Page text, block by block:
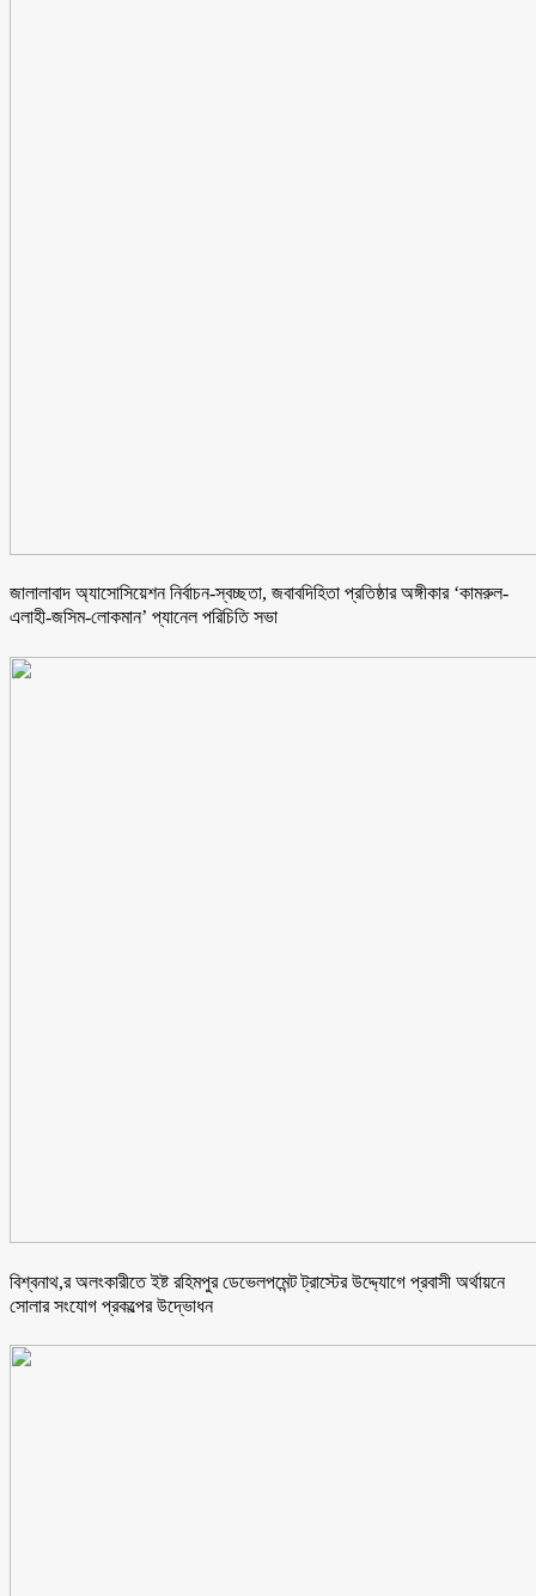
জালালাবাদ অ্যাসোসিয়েশন নির্বাচন-স্বচ্ছতা, জবাবদিহিতা প্রতিষ্ঠার অঙ্গীকার ‘কামরুল-
এলাহী-জসিম-লোকমান’ প্যানেল পরিচিতি সভা
বিশ্বনাথ,র অলংকারীতে ইষ্ট রহিমপুর ডেভেলপমেন্ট ট্রাস্টের উদ্দ্যোগে প্রবাসী অর্থায়নে
সোলার সংযোগ প্রকল্পের উদ্ভোধন